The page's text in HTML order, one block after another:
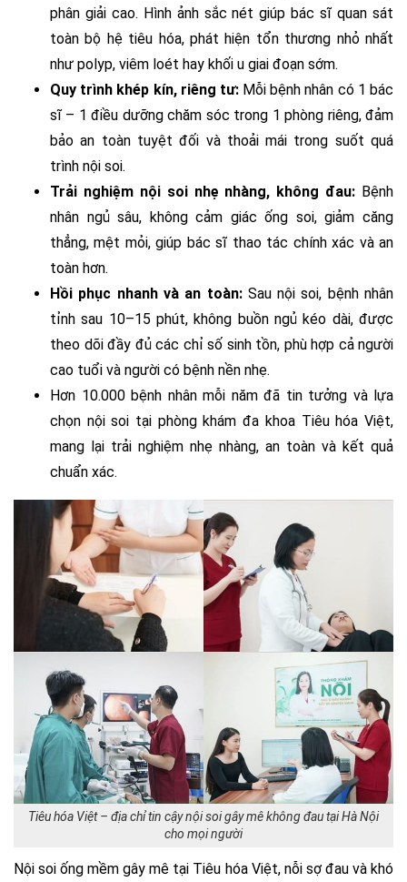
phân giải cao. Hình ảnh sắc nét giúp bác sĩ quan sát
toàn bộ hệ tiêu hóa, phát hiện tổn thương nhỏ nhất
như polyp, viêm loét hay khối u giai đoạn sớm.
Quy trình khép kín, riêng tư:Mỗi bệnh nhân có 1 bác
sĩ – 1 điều dưỡng chăm sóc trong 1 phòng riêng, đảm
bảo an toàn tuyệt đối và thoải mái trong suốt quá
trình nội soi.
Trải nghiệm nội soi nhẹ nhàng, không đau: Bệnh
nhân ngủ sâu, không cảm giác ống soi, giảm căng
thẳng, mệt mỏi, giúp bác sĩ thao tác chính xác và an
toàn hơn.
Hồi phục nhanh và an toàn:Sau nội soi, bệnh nhân
tỉnh sau 10–15 phút, không buồn ngủ kéo dài, được
theo dõi đầy đủ các chỉ số sinh tồn, phù hợp cả người
cao tuổi và người có bệnh nền nhẹ.
Hơn 10.000 bệnh nhân mỗi năm đã tin tưởng và lựa
chọn nội soi tại phòng khám đa khoa Tiêu hóa Việt,
mang lại trải nghiệm nhẹ nhàng, an toàn và kết quả
chuẩn xác.
Tiêu hóa Việt – địa chỉ tin cậy nội soi gây mê không đau tại Hà Nội
cho mọi người
Nội soi ống mềm gây mê tại Tiêu hóa Việt, nỗi sợ đau và khó